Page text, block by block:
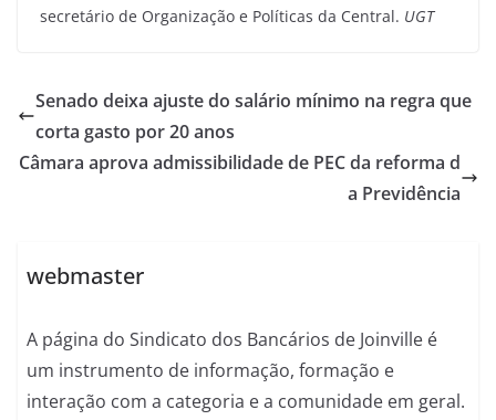
secretário de Organização e Políticas da Central. UGT
Senado deixa ajuste do salário mínimo na regra que
corta gasto por 20 anos
Câmara aprova admissibilidade de PEC da reforma d
a Previdência
webmaster
A página do Sindicato dos Bancários de Joinville é
um instrumento de informação, formação e
interação com a categoria e a comunidade em geral.